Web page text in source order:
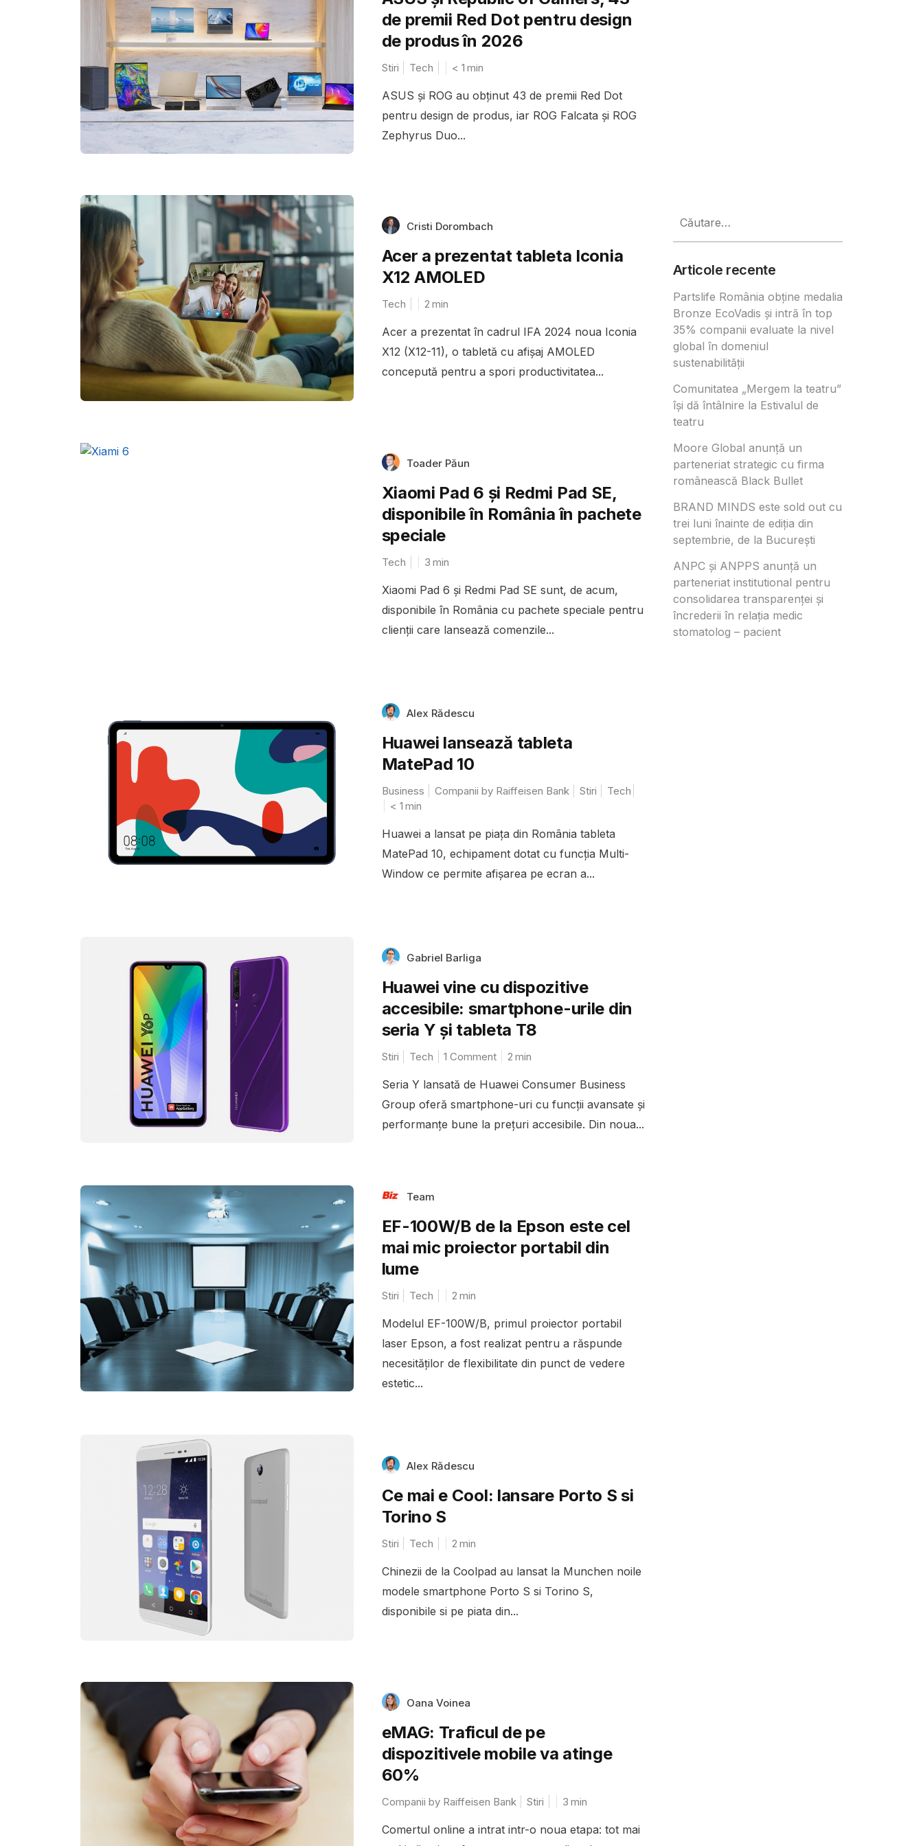
de premii Red Dot pentru design
de produs în 2026
Stiri Tech < 1 min
ASUS și ROG au obținut 43 de premii Red Dot
pentru design de produs, iar ROG Falcata și ROG
Zephyrus Duo...
Cristi Dorombach
Acer a prezentat tableta Iconia
X12 AMOLED
Tech 2 min
Acer a prezentat în cadrul IFA 2024 noua Iconia
X12 (X12-11), o tabletă cu afișaj AMOLED
concepută pentru a spori productivitatea...
Toader Păun
Xiaomi Pad 6 și Redmi Pad SE,
disponibile în România în pachete
speciale
Tech 3 min
Xiaomi Pad 6 și Redmi Pad SE sunt, de acum,
disponibile în România cu pachete speciale pentru
clienții care lansează comenzile...
Alex Rădescu
Huawei lansează tableta
MatePad 10
Business Companii by Raiffeisen Bank Stiri
Tech
< 1 min
Huawei a lansat pe piața din România tableta
MatePad 10, echipament dotat cu funcția Multi-
Window ce permite afișarea pe ecran a...
Gabriel Barliga
Huawei vine cu dispozitive
accesibile: smartphone-urile din
seria Y și tableta T8
Stiri Tech 1 Comment 2 min
Seria Y lansată de Huawei Consumer Business
Group oferă smartphone-uri cu funcții avansate și
performanțe bune la prețuri accesibile. Din noua...
Team
EF-100W/B de la Epson este cel
mai mic proiector portabil din
lume
Stiri Tech 2 min
Modelul EF-100W/B, primul proiector portabil
laser Epson, a fost realizat pentru a răspunde
necesităților de flexibilitate din punct de vedere
estetic...
Alex Rădescu
Ce mai e Cool: lansare Porto S si
Torino S
Stiri Tech 2 min
Chinezii de la Coolpad au lansat la Munchen noile
modele smartphone Porto S si Torino S,
disponibile si pe piata din...
Oana Voinea
eMAG: Traficul de pe
dispozitivele mobile va atinge
60%
Companii by Raiffeisen Bank Stiri 3 min
Comertul online a intrat intr-o noua etapa: tot mai
după:
Articole recente
Partslife România obține medalia
Bronze EcoVadis și intră în top
35% companii evaluate la nivel
global în domeniul
sustenabilității
Comunitatea „Mergem la teatru”
își dă întâlnire la Estivalul de
teatru
Moore Global anunță un
parteneriat strategic cu firma
românească Black Bullet
BRAND MINDS este sold out cu
trei luni înainte de ediția din
septembrie, de la București
ANPC și ANPPS anunță un
parteneriat institutional pentru
consolidarea transparenței și
încrederii în relația medic
stomatolog – pacient